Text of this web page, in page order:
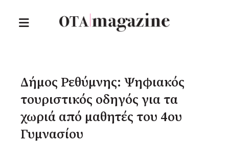
Δήμος Ρεθύμνης: Ψηφιακός
τουριστικός οδηγός για τα
χωριά από μαθητές του 4ου
Γυμνασίου